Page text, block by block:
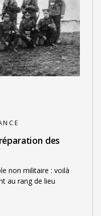
des
non militaire : voilà
au rang de lieu